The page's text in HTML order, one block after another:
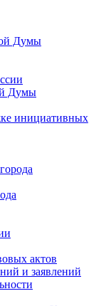
Думы
Думы
инициативных
актов
и заявлений